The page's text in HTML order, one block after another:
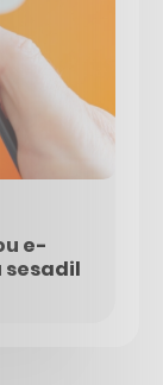
e-
sesadil